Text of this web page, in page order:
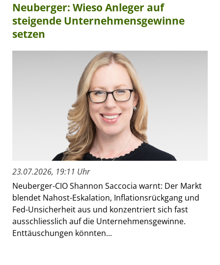
Neuberger: Wieso Anleger auf
steigende Unternehmensgewinne
setzen
23.07.2026, 19:11 Uhr
Neuberger-CIO Shannon Saccocia warnt: Der Markt
blendet Nahost-Eskalation, Inflationsrückgang und
Fed-Unsicherheit aus und konzentriert sich fast
ausschliesslich auf die Unternehmensgewinne.
Enttäuschungen könnten...